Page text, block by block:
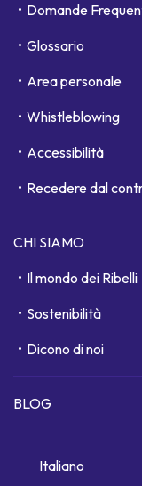
Domande
Glossario
Area personale
Whistleblowing
Accessibilità
Recedere dal
CHI SIAMO
Il mondo dei Ribelli
Sostenibilità
Dicono di noi
BLOG
Italiano